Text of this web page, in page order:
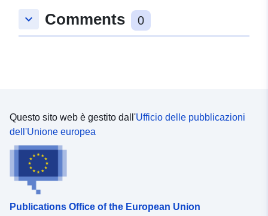
keyboard_arrow_down Comments 0
Questo sito web è gestito dall'Ufficio delle pubblicazioni
dell'Unione europea
Publications Office of the European Union